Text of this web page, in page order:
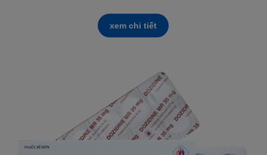
xem chi tiết